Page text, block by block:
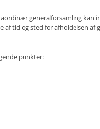
generalforsamling
tid og sted for afholdelsen
punkter: